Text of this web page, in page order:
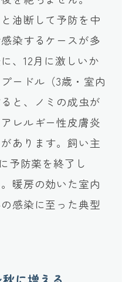
油断して予防を中
染するケースが多
、12月に激しいか
ードル（3歳・室内
と、ノミの成虫が
レルギー性皮膚炎
あります。飼い主
予防薬を終了し
暖房の効いた室内
感染に至った典型